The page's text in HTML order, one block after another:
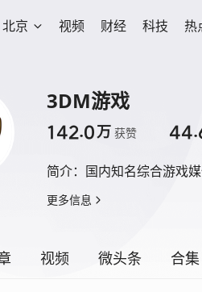
北京 视频 财经 科技 热
3DM游戏
142.0万 获赞
简介： 国内知名综合游戏媒
更多信息
视频 微头条 合集